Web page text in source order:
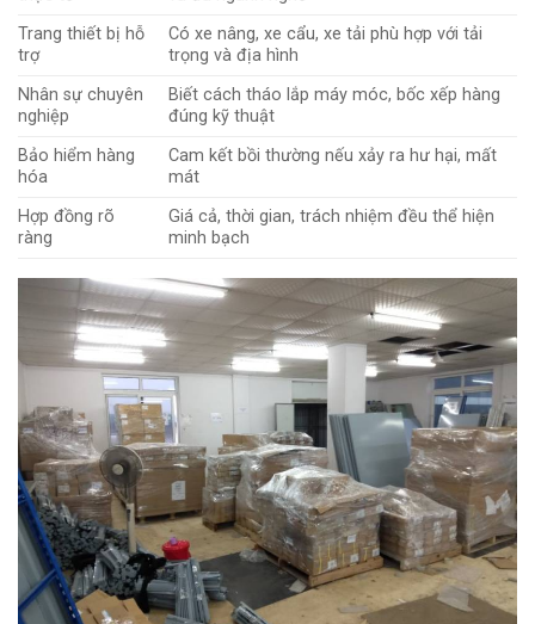
Trang thiết bị hỗ
trợ
Có xe nâng, xe cẩu, xe tải phù hợp với tải
trọng và địa hình
Nhân sự chuyên
nghiệp
Biết cách tháo lắp máy móc, bốc xếp hàng
đúng kỹ thuật
Bảo hiểm hàng
hóa
Cam kết bồi thường nếu xảy ra hư hại, mất
mát
Hợp đồng rõ
ràng
Giá cả, thời gian, trách nhiệm đều thể hiện
minh bạch